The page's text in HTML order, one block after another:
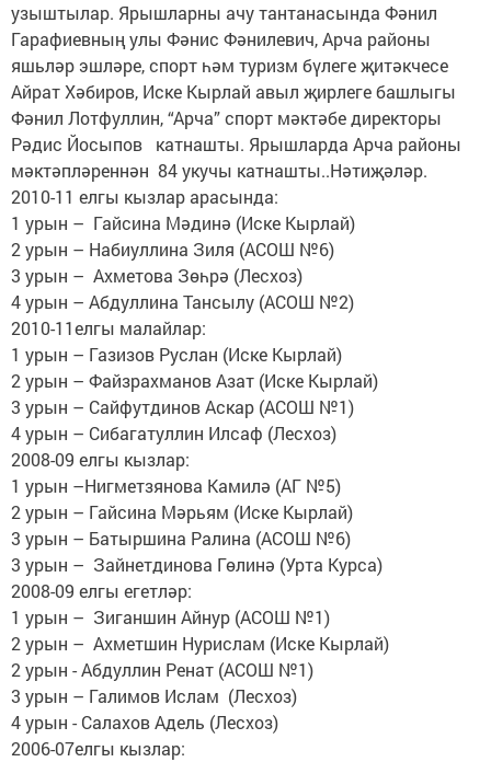
узыштылар. Ярышларны ачу тантанасында Фәнил
Гарафиевның улы Фәнис Фәнилевич, Арча районы
яшьләр эшләре, спорт һәм туризм бүлеге җитәкчесе
Айрат Хәбиров, Иске Кырлай авыл җирлеге башлыгы
Фәнил Лотфуллин, “Арча” спорт мәктәбе директоры
Рәдис Йосыпов катнашты. Ярышларда Арча районы
мәктәпләреннән 84 укучы катнашты..Нәтиҗәләр.
2010-11 елгы кызлар арасында:
1 урын – Гайсина Мәдинә (Иске Кырлай)
2 урын – Набиуллина Зиля (АСОШ №6)
3 урын – Ахметова Зөһрә (Лесхоз)
4 урын – Абдуллина Тансылу (АСОШ №2)
2010-11елгы малайлар:
1 урын – Газизов Руслан (Иске Кырлай)
2 урын – Файзрахманов Азат (Иске Кырлай)
3 урын – Сайфутдинов Аскар (АСОШ №1)
4 урын – Сибагатуллин Илсаф (Лесхоз)
2008-09 елгы кызлар:
1 урын –Нигметзянова Камилә (АГ №5)
2 урын – Гайсина Мәрьям (Иске Кырлай)
3 урын – Батыршина Ралина (АСОШ №6)
3 урын – Зайнетдинова Гөлинә (Урта Курса)
2008-09 елгы егетләр:
1 урын – Зиганшин Айнур (АСОШ №1)
2 урын – Ахметшин Нурислам (Иске Кырлай)
2 урын - Абдуллин Ренат (АСОШ №1)
3 урын – Галимов Ислам (Лесхоз)
4 урын - Салахов Адель (Лесхоз)
2006-07елгы кызлар: